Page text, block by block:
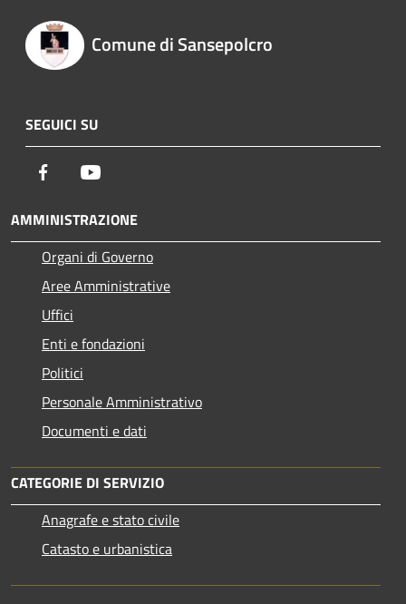
Comune di Sansepolcro
SEGUICI SU
Facebook
AMMINISTRAZIONE
Organi di Governo
Aree Amministrative
Uffici
Enti e fondazioni
Politici
Personale Amministrativo
Documenti e dati
CATEGORIE DI SERVIZIO
Anagrafe e stato civile
Catasto e urbanistica